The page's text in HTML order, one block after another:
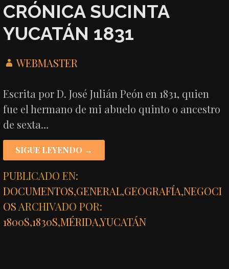
CRÓNICA SUCINTA
YUCATÁN 1831
WEBMASTER
Escrita por D. José Julián Peón en 1831, quien
fue el hermano de mi abuelo quinto o ancestro
de sexta…
SIGUE LEYENDO →
PUBLICADO EN:
DOCUMENTOS,GENERAL,GEOGRAFÍA,NEGOCI
OS ARCHIVADO POR:
1800S,1830S,MÉRIDA,YUCATÁN